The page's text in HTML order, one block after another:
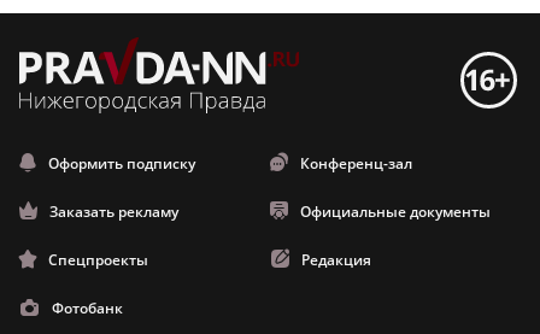
Кристина Корецкая